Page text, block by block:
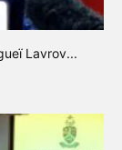
Lavrov...